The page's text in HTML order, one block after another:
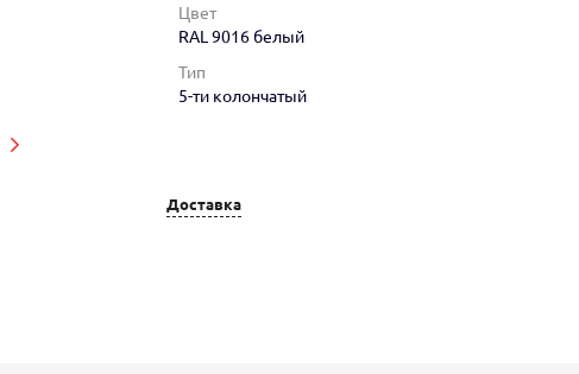
Цвет
RAL 9016 белый
Тип
5-ти колончатый
Доставка